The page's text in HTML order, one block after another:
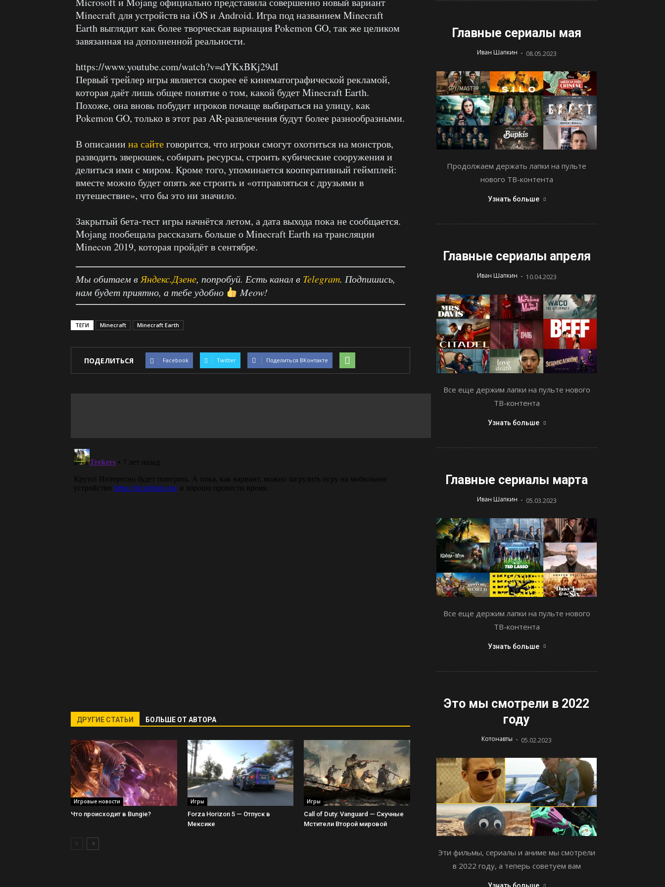
Minecraft для устройств на iOS и Android. Игра под названием Minecraft
Earth выглядит как более творческая вариация Pokemon GO, так же целиком
завязанная на дополненной реальности.
https://www.youtube.com/watch?v=dYKxBKj29dI
Первый трейлер игры является скорее её кинематографической рекламой,
которая даёт лишь общее понятие о том, какой будет Minecraft Earth.
Похоже, она вновь побудит игроков почаще выбираться на улицу, как
Pokemon GO, только в этот раз AR-развлечения будут более разнообразными.
В описании на сайтеговорится, что игроки смогут охотиться на монстров,
разводить зверюшек, собирать ресурсы, строить кубические сооружения и
делиться ими с миром. Кроме того, упоминается кооперативный геймплей:
вместе можно будет опять же строить и «отправляться с друзьями в
путешествие», что бы это ни значило.
Закрытый бета-тест игры начнётся летом, а дата выхода пока не сообщается.
Mojang пообещала рассказать больше о Minecraft Earth на трансляции
Minecon 2019, которая пройдёт в сентябре.
Мы обитаем в Яндекс.Дзене, попробуй. Есть канал в Telegram. Подпишись,
нам будет приятно, а тебе удобно
Meow!
ТЕГИ Minecraft Minecraft Earth
ПОДЕЛИТЬСЯ Facebook Twitter Поделиться ВКонтакте
ДРУГИЕ СТАТЬИ БОЛЬШЕ ОТ АВТОРА
Игровые новости
Что происходит в Bungie?
Игры
Forza Horizon 5 — Отпуск в
Мексике
Игры
Call of Duty: Vanguard — Скучные
Мстители Второй мировой
Главные сериалы мая
Иван Шапкин - 08.05.2023
Продолжаем держать лапки на пульте
нового ТВ-контента
Узнать больше
Главные сериалы апреля
Иван Шапкин - 10.04.2023
Все еще держим лапки на пульте нового
ТВ-контента
Узнать больше
Главные сериалы марта
Иван Шапкин - 05.03.2023
Все еще держим лапки на пульте нового
ТВ-контента
Узнать больше
Это мы смотрели в 2022
году
Котонавты - 05.02.2023
Эти фильмы, сериалы и аниме мы смотрели
в 2022 году, а теперь советуем вам